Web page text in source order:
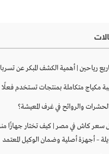
رياحين | أهمية الكشف المبكر عن تسربات
مكياج متكاملة بمنتجات تستخدم فعلًا
الحشرات والروائح في غرف المعيشة؟
سعر كاش في مصر | كيف تختار جهازًا
– أجهزة أصلية وضمان الوكيل المعتمد